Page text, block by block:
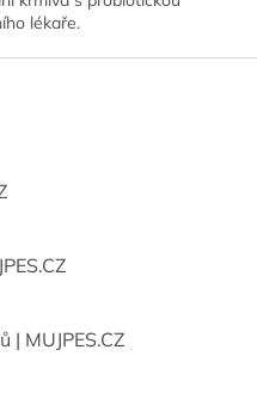
lékaře.
| MUJPES.CZ